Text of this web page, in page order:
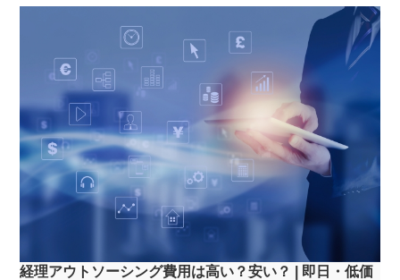
経理アウトソーシング費用は高い？安い？ | 即日・低価